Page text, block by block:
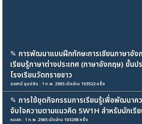
✎ การพัฒนาแบบฝึกทักษะการเขียนภาษาอัง
เรียนรู้ภาษาต่างประเทศ (ภาษาอังกฤษ) ชั้นป
โรงเรียนวัดทรายขาว
รอฮานี ขุนปลัด : 1 ก.พ. 2565 เปิดอ่าน 103522 ครั้ง
✎ การใช้ชุดกิจกรรมการเรียนรู้เพื่อพัฒนาค
จับใจความตามแนวคิด 5W1H สำหรับนักเรี
หมอก : 1 ก.พ. 2565 เปิดอ่าน 103298 ครั้ง